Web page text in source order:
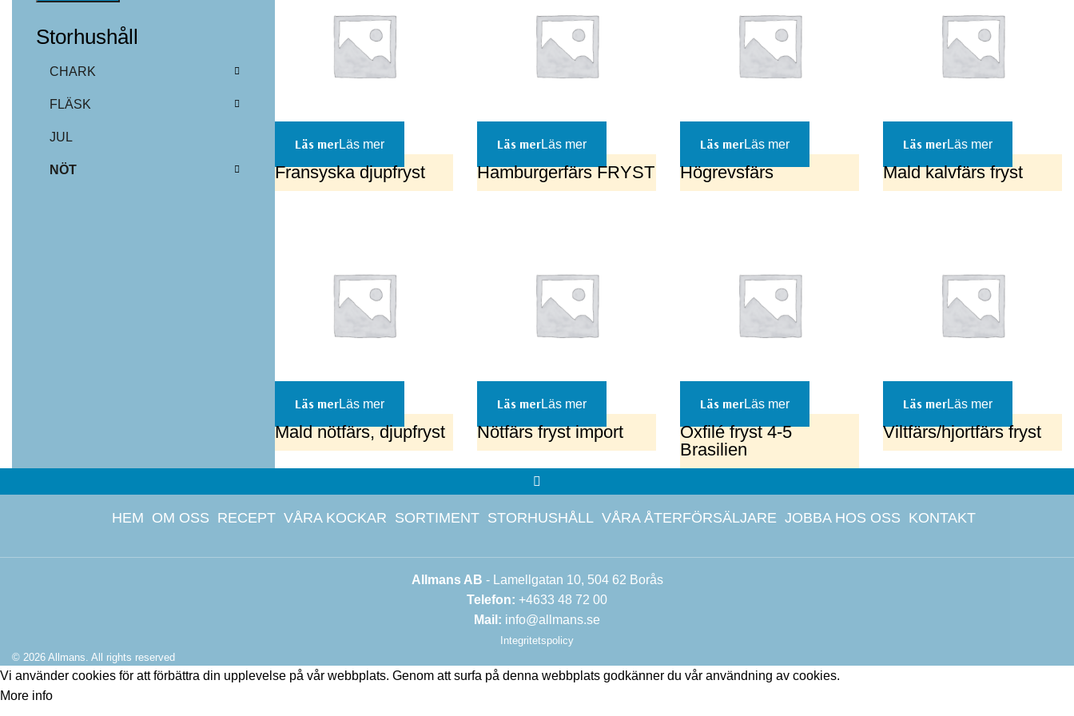
Storhushåll
CHARK
FLÄSK
JUL
NÖT
Läs mer
Fransyska djupfryst
Läs mer
Hamburgerfärs FRYST
Läs mer
Högrevsfärs
Läs mer
Mald kalvfärs fryst
Läs mer
Mald nötfärs, djupfryst
Läs mer
Nötfärs fryst import
Läs mer
Oxfilé fryst 4-5
Brasilien
Läs mer
Viltfärs/hjortfärs fryst
HEM OM OSS RECEPT VÅRA KOCKAR SORTIMENT STORHUSHÅLL VÅRA ÅTERFÖRSÄLJARE JOBBA HOS OSS KONTAKT
Allmans AB - Lamellgatan 10, 504 62 Borås
Telefon: +4633 48 72 00
Mail: info@allmans.se
Integritetspolicy
© 2026 Allmans. All rights reserved
Vi använder cookies för att förbättra din upplevelse på vår webbplats. Genom att surfa på denna webbplats godkänner du vår användning av cookies.
More info